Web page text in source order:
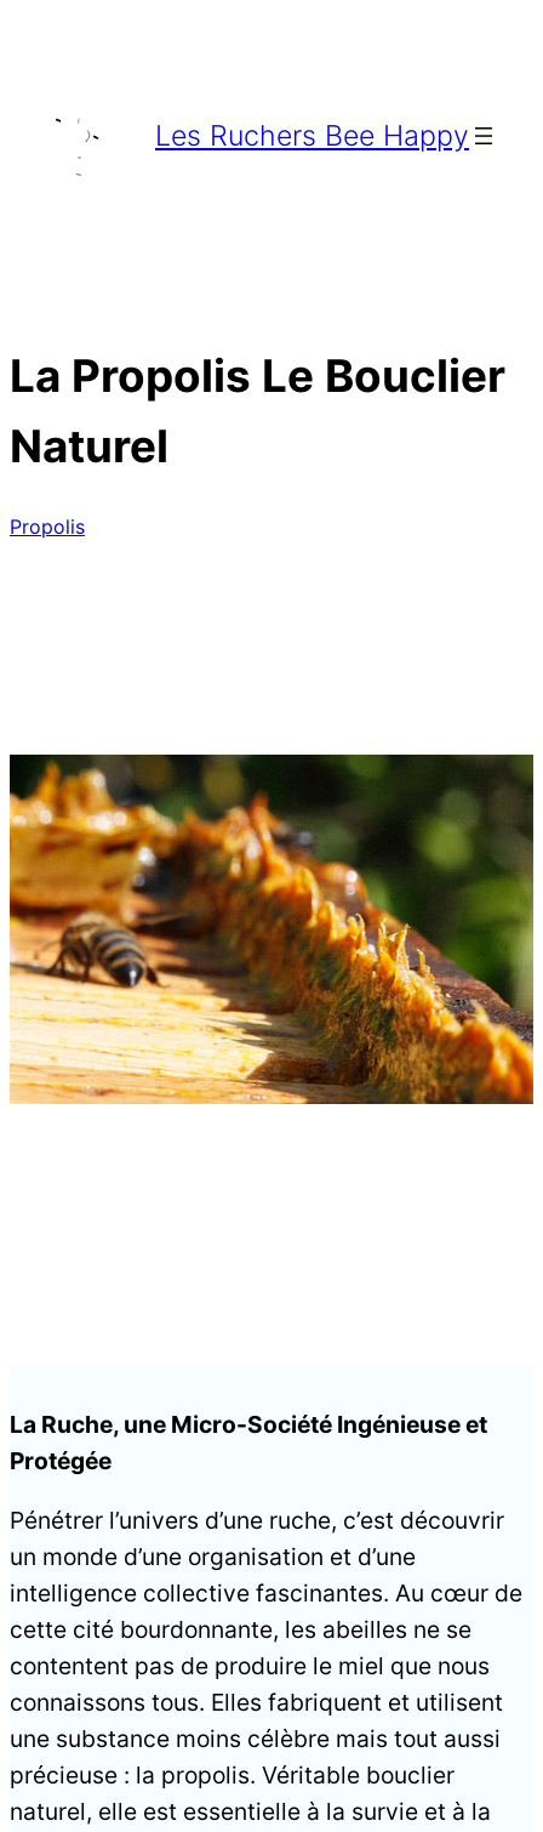
Les Ruchers Bee Happy
La Propolis Le Bouclier
Naturel
Propolis
La Ruche, une Micro-Société Ingénieuse et
Protégée
Pénétrer l’univers d’une ruche, c’est découvrir
un monde d’une organisation et d’une
intelligence collective fascinantes. Au cœur de
cette cité bourdonnante, les abeilles ne se
contentent pas de produire le miel que nous
connaissons tous. Elles fabriquent et utilisent
une substance moins célèbre mais tout aussi
précieuse : la propolis. Véritable bouclier
naturel, elle est essentielle à la survie et à la